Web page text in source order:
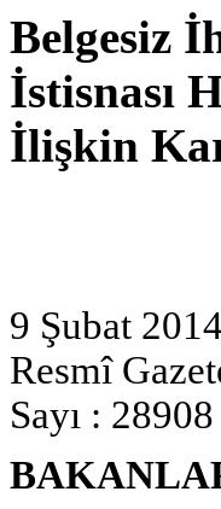
Belgesiz
İstisnası
İlişkin
9 Şubat
Resmî
Sayı : 28908